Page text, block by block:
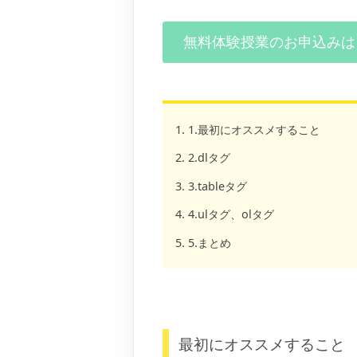
無料体験授業のお申込み
1.最初にオススメすること
2.dlタグ
3.tableタグ
4.ulタグ、olタグ
5.まとめ
最初にオススメすること